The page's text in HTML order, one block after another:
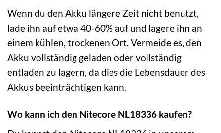
Wenn du den Akku längere Zeit nicht benutzt,
lade ihn auf etwa 40-60% auf und lagere ihn an
einem kühlen, trockenen Ort. Vermeide es, den
Akku vollständig geladen oder vollständig
entladen zu lagern, da dies die Lebensdauer des
Akkus beeinträchtigen kann.
Wo kann ich den Nitecore NL18336 kaufen?